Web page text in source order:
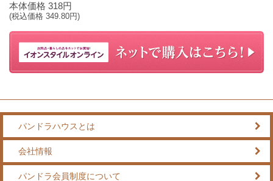
本体価格 318円
(税込価格 349.80円)
パンドラハウスとは
会社情報
パンドラ会員制度について